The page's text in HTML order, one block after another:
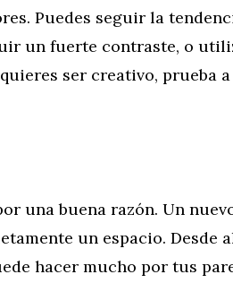
Puedes seguir la
un fuerte contraste, o
ser creativo, prueba
una buena razón. Un
un espacio. Desde
hacer mucho por tus